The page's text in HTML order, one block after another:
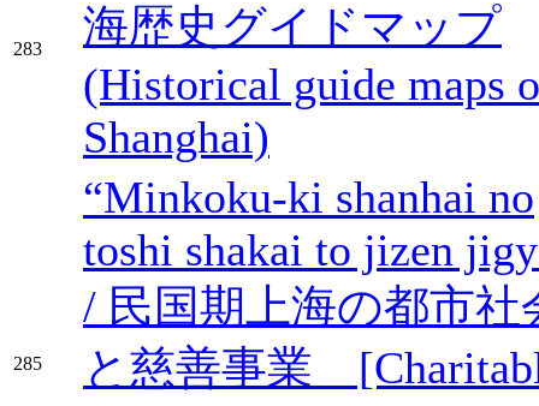
283
海歴史グイドマップ
(Historical guide maps
Shanghai)
285
“Minkoku-ki shanhai no
toshi shakai to jizen
/ 民国期上海の都市社
と慈善事業